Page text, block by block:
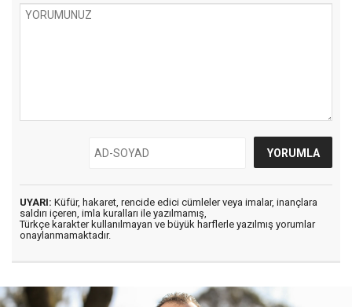
UYARI: Küfür, hakaret, rencide edici cümleler veya imalar, inançlara
saldırı içeren, imla kuralları ile yazılmamış,
Türkçe karakter kullanılmayan ve büyük harflerle yazılmış yorumlar
onaylanmamaktadır.